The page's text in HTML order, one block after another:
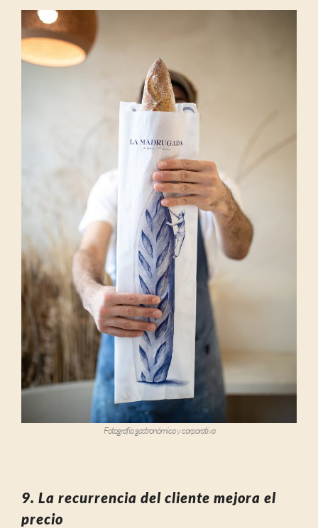
Fotografía gastronómica y corporativa
9. La recurrencia del cliente mejora el
precio